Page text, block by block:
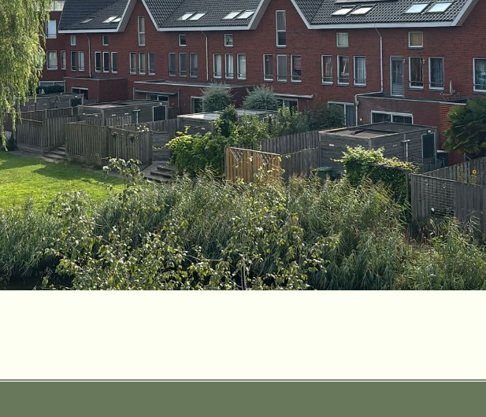
About
COMMUNITY
Join
Events
Experts